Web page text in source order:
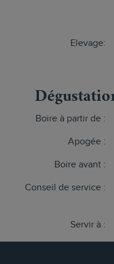
Elevage:
Boire à partir de :
Apogée :
Boire avant :
Conseil de service :
Servir à :